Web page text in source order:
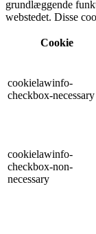
grundlæggende
webstedet. Disse
Cookie
cookielawinfo-
checkbox-necessary
cookielawinfo-
checkbox-non-
necessary